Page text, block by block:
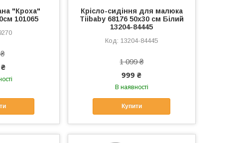
"Кроха"
101065
Крісло-сидіння для малюка
Tiibaby 68176 50х30 см Білий
13204-84445
13204-84445
1 099 ₴
999 ₴
В наявності
Купити